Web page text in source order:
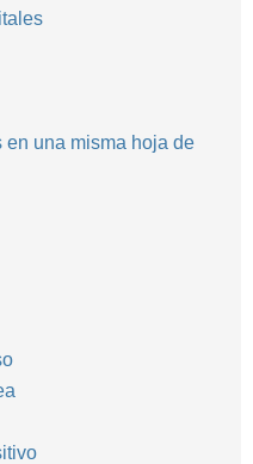
una misma hoja de